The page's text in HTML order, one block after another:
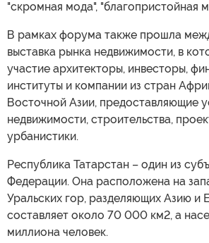
"скромная мода", "благопристойная
В рамках форума также прошла
выставка рынка недвижимости, в
участие архитекторы, инвесторы,
институты и компании из стран
Восточной Азии, предоставляющие
недвижимости, строительства,
урбанистики.
Республика Татарстан – один из
Федерации. Она расположена на
Уральских гор, разделяющих Азию и
составляет около 70 000 км2, а
миллиона человек.